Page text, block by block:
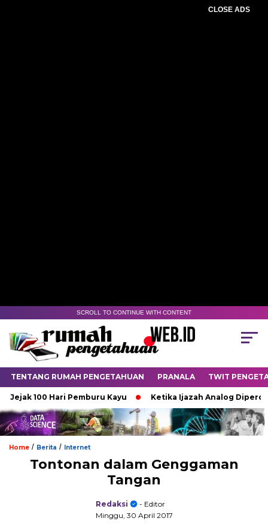
CLOSE ADS
SCROLL TO CONTINUE WITH CONTENT
TENTANG RUMAH PENGETAHUAN PRANALA TWIT
100 Hari Pemburu Kayu Ketika Ijazah Analog
Home / Berita / Internet
Tontonan dalam Genggaman
Tangan
Redaksi
- Editor
Minggu, 30 April 2017